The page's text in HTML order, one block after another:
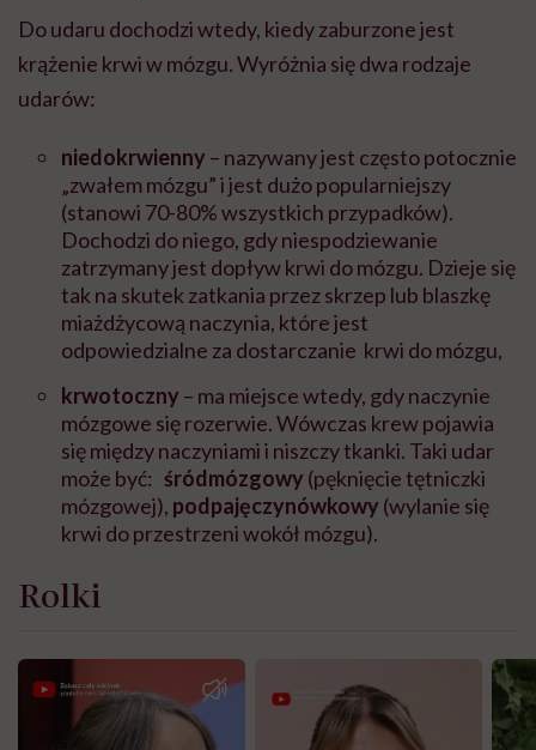
Do udaru dochodzi wtedy, kiedy zaburzone jest
krążenie krwi w mózgu. Wyróżnia siędwa rodzaje
udarów:
niedokrwienny – nazywany jest często potocznie
„zwałem mózgu” i jest dużo popularniejszy
(stanowi 70-80% wszystkich przypadków).
Dochodzi do niego, gdy niespodziewanie
zatrzymany jest dopływ krwi do mózgu. Dzieje się
tak na skutek zatkania przez skrzep lub blaszkę
miażdżycową naczynia, które jest
odpowiedzialne za dostarczanie krwi do mózgu,
krwotoczny – ma miejsce wtedy, gdy naczynie
mózgowe sięrozerwie. Wówczas krew pojawia
sięmiędzy naczyniami i niszczy tkanki. Taki udar
może być: śródmózgowy (pęknięcie tętniczki
mózgowej), podpajęczynówkowy (wylanie się
krwi do przestrzeni wokół mózgu).
Rolki